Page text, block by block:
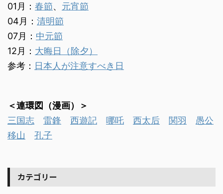
01月： 春節、 元宵節
04月： 清明節
07月： 中元節
12月： 大晦日（除夕）
参考： 日本人が注意すべき日
＜連環図（漫画）＞
三国志
雷鋒 西遊記 哪吒 西太后 関羽
愚公
移山
孔子
カテゴリー